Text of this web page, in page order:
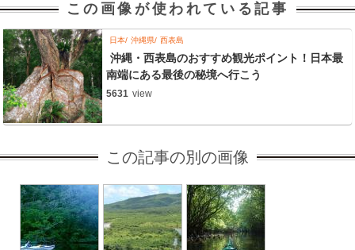
この画像が使われている記事
日本 沖縄県 西表島
沖縄・西表島のおすすめ観光ポイント！日本最
南端にある最後の秘境へ行こう
5631 view
この記事の別の画像